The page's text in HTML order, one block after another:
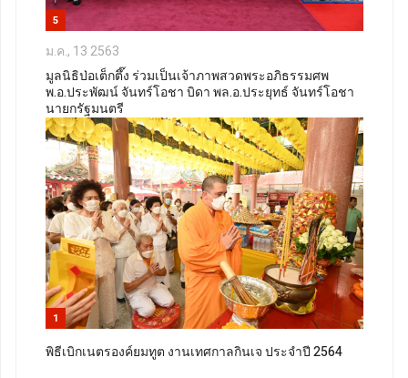
5
ม.ค., 13 2563
มูลนิธิป่อเต็กตึ๊ง ร่วมเป็นเจ้าภาพสวดพระอภิธรรมศพ
พ.อ.ประพัฒน์ จันทร์โอชา บิดา พล.อ.ประยุทธ์ จันทร์โอชา
นายกรัฐมนตรี
1
พิธีเบิกเนตรองค์ยมทูต งานเทศกาลกินเจ ประจำปี 2564